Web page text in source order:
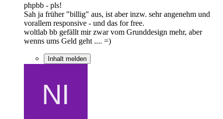
phpbb - pls!
Sah ja früher "billig" aus, ist aber inzw. sehr angenehm und
vorallem responsive - und das for free.
woltlab bb gefällt mir zwar vom Grunddesign mehr, aber
wenns ums Geld geht .... =)
Inhalt melden